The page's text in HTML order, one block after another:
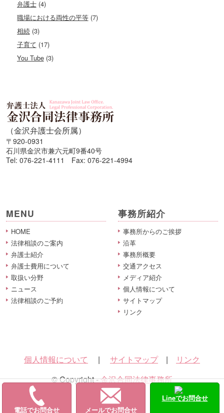
弁護士(4)
職場における両性の平等(7)
相続(3)
子育て (17)
You Tube(3)
電話でお問合せ メールでお問合せ
Lineでお問合せ
（金沢弁護士会所属）
〒920-0931
石川県金沢市兼六元町9番40号
Tel: 076-221-4111 Fax: 076-221-4994
MENU
HOME
法律相談のご案内
弁護士紹介
弁護士費用について
取扱い分野
ニュース
法律相談のご予約
事務所紹介
事務所からのご挨拶
沿革
事務所概要
交通アクセス
メディア紹介
個人情報について
サイトマップ
リンク
個人情報について | サイトマップ|
リンク
© Copyright -金沢合同法律事務所